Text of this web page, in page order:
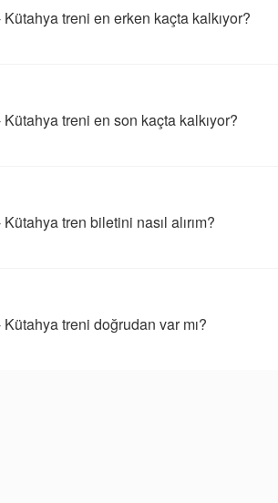
treni en erken kaçta kalkıyor?
treni en son kaçta kalkıyor?
tren biletini nasıl alırım?
treni doğrudan var mı?